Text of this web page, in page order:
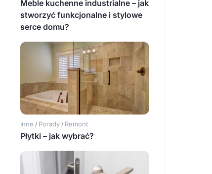
Meble kuchenne industrialne – jak
stworzyć funkcjonalne i stylowe
serce domu?
Inne / Porady / Remont
Płytki – jak wybrać?